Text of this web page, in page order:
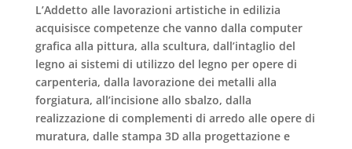
L’Addetto alle lavorazioni artistiche in edilizia
acquisisce competenze che vanno dalla computer
grafica alla pittura, alla scultura, dall’intaglio del
legno ai sistemi di utilizzo del legno per opere di
carpenteria, dalla lavorazione dei metalli alla
forgiatura, all’incisione allo sbalzo, dalla
realizzazione di complementi di arredo alle opere di
muratura, dalle stampa 3D alla progettazione e